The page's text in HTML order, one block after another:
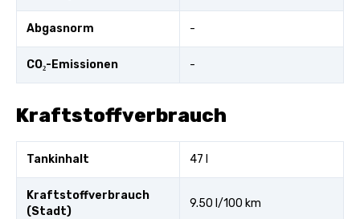
Abgasnorm -
CO₂-Emissionen -
Kraftstoffverbrauch
Tankinhalt 47 l
Kraftstoffverbrauch
(Stadt)
9.50 l/100 km